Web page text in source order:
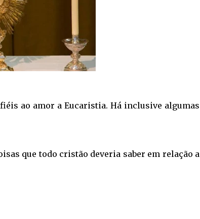
ao amor a Eucaristia. Há inclusive algumas
que todo cristão deveria saber em relação a